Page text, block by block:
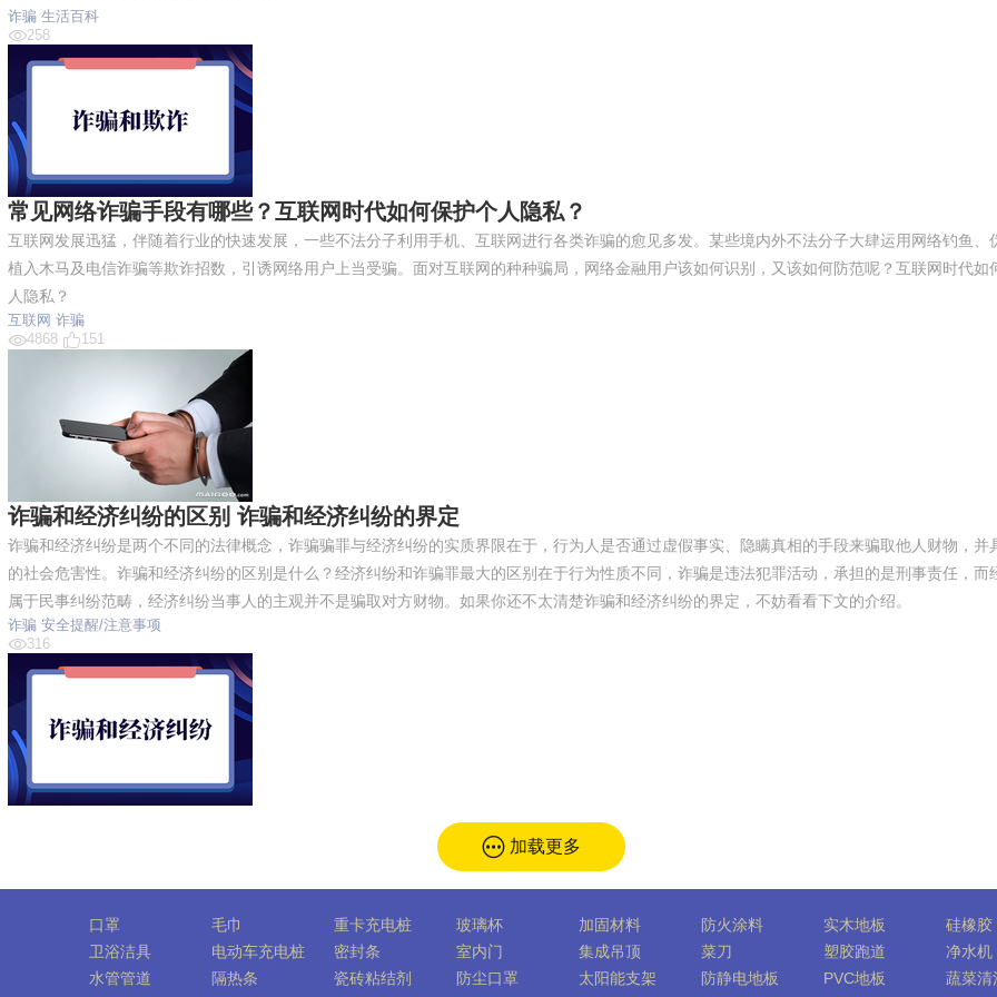
诈骗 生活百科
258
常见网络诈骗手段有哪些？互联网时代如何保护个人隐私？
互联网发展迅猛，伴随着行业的快速发展，一些不法分子利用手机、互联网进行各类诈骗的愈见多发。某些境内外不法分子大肆运用网络钓鱼、
植入木马及电信诈骗等欺诈招数，引诱网络用户上当受骗。面对互联网的种种骗局，网络金融用户该如何识别，又该如何防范呢？互联网时代如
人隐私？
互联网 诈骗
4868
151
诈骗和经济纠纷的区别 诈骗和经济纠纷的界定
诈骗和经济纠纷是两个不同的法律概念，诈骗骗罪与经济纠纷的实质界限在于，行为人是否通过虚假事实、隐瞒真相的手段来骗取他人财物，并
的社会危害性。诈骗和经济纠纷的区别是什么？经济纠纷和诈骗罪最大的区别在于行为性质不同，诈骗是违法犯罪活动，承担的是刑事责任，而
属于民事纠纷范畴，经济纠纷当事人的主观并不是骗取对方财物。如果你还不太清楚诈骗和经济纠纷的界定，不妨看看下文的介绍。
诈骗 安全提醒/注意事项
316
加载更多
口罩 毛巾 重卡充电桩 玻璃杯 加固材料 防火涂料 实木地板 硅橡胶
卫浴洁具
电动车充电桩 密封条 室内门 集成吊顶 菜刀 塑胶跑道 净水机
水管管道
隔热条 瓷砖粘结剂 防尘口罩 太阳能支架 防静电地板 PVC地板 蔬菜清